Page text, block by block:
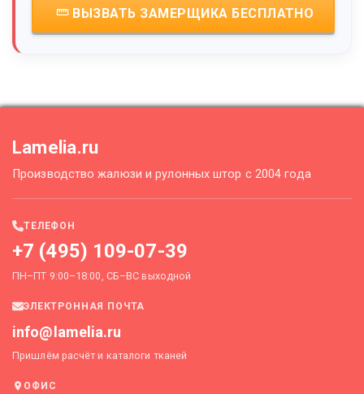
ВЫЗВАТЬ ЗАМЕРЩИКА БЕСПЛАТНО
Lamelia.ru
Производство жалюзи и рулонных штор с 2004 года
ТЕЛЕФОН
+7 (495) 109-07-39
ПН–ПТ 9:00–18:00, СБ–ВС выходной
ЭЛЕКТРОННАЯ ПОЧТА
info@lamelia.ru
Пришлём расчёт и каталоги тканей
ОФИС